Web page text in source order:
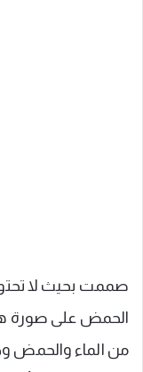
صممت بحيث لا
الحمض على صورة
من الماء والحمض